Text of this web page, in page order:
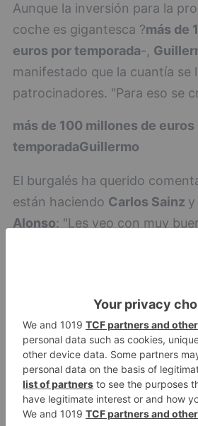
Aunque la inversión para la
coche es gigantesca ?más de
euros por temporada-,
manifestado que la cuantía se
patrocinadores. "Para eso se
más de 100 millones de euros
temporadaGuillermo
El burgalés ha querido
están haciendo Carlos Sainz y
Alonso: "Les veo con muy
obstante, cree con convicción
Max Verstappenserá el piloto
mundial. "Hace tiempo que
contando el primero; partía
los coches como los pilotos
declarado, "estamos